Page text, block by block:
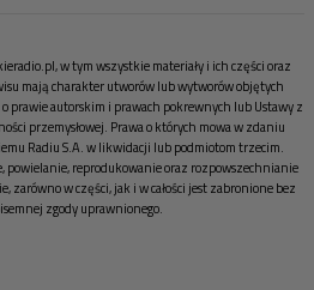
w tym wszystkie materiały i ich części oraz
mają charakter utworów lub wytworów objętych
prawie autorskim i prawach pokrewnych lub Ustawy z
przemysłowej. Prawa o których mowa w zdaniu
Radiu S.A. w likwidacji lub podmiotom trzecim.
powielanie, reprodukowanie oraz rozpowszechnianie
zarówno w części, jak i w całości jest zabronione bez
zgody uprawnionego.